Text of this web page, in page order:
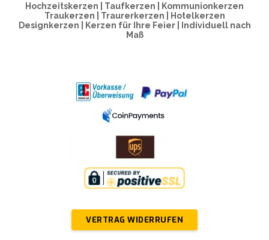
Hochzeitskerzen | Taufkerzen | Kommunionkerzen
Traukerzen | Traurerkerzen | Hotelkerzen
Designkerzen | Kerzen für Ihre Feier | Individuell nach
Maß
VERTRAG WIDERRUFEN